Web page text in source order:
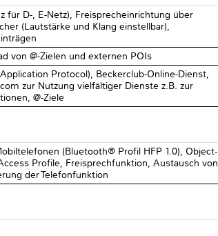
für D-, E-Netz), Freisprecheinrichtung über
(Lautstärke und Klang einstellbar),
von @-Zielen und externen POIs
Protocol), Beckerclub-Online-Dienst,
zur Nutzung vielfältiger Dienste z.B. zur
@-Ziele
(Bluetooth® Profil HFP 1.0), Object-
Profile, Freisprechfunktion, Austausch von
der Telefonfunktion